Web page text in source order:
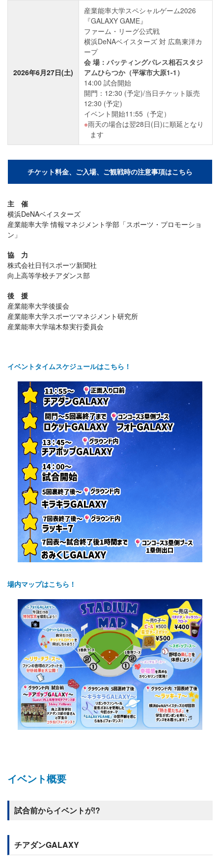
2026年6月27日(土)
産業能率大学スペシャルゲーム2026
『GALAXY GAME』
ファーム・リーグ公式戦
横浜DeNAベイスターズ 対 広島東洋カ
ープ
会 場：バッティングパレス相石スタジ
アムひらつか（平塚市大原1-1）
14:00 試合開始
開門：12:30 (予定)/当日チケット販売
12:30 (予定)
イベント開始11:55（予定）
雨天の場合は翌28日(日)に順延となり
ます
チケット料金、ご入場、ご観戦時の注意事項はこちら
主 催
横浜DeNAベイスターズ
産業能率大学 情報マネジメント学部「スポーツ・プロモーショ
ン」
協 力
株式会社日刊スポーツ新聞社
向上高等学校チアダンス部
後 援
産業能率大学後援会
産業能率大学スポーツマネジメント研究所
産業能率大学瑞木祭実行委員会
イベントタイムスケジュールはこちら！
場内マップはこちら！
イベント概要
試合前からイベントが!?
チアダンGALAXY